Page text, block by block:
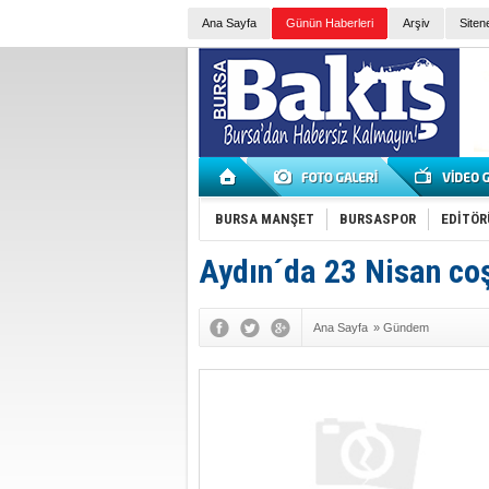
Ana Sayfa Günün Haberleri Arşiv
BURSA MANŞET BURSASPOR
Aydın´da 23 Nisan
Ana Sayfa » Gündem